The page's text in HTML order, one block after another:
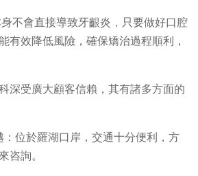
不會直接導致牙齦炎，只要做好口腔
有效降低風險，確保矯治過程順利，
深受廣大顧客信賴，其有諸多方面的
：位於羅湖口岸，交通十分便利，方
咨詢。